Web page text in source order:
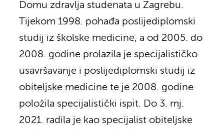
Domu zdravlja studenata u Zagrebu.
Tijekom 1998. pohađa poslijediplomski
studij iz školske medicine, a od 2005. do
2008. godine prolazila je specijalističko
usavršavanje i poslijediplomski studij iz
obiteljske medicine te je 2008. godine
položila specijalistički ispit. Do 3. mj.
2021. radila je kao specijalist obiteljske